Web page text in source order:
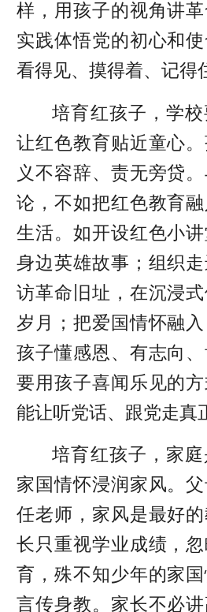
样，用孩子的视角讲
实践体悟党的初心和
看得见、摸得着、记得
培育红孩子，学校
让红色教育贴近童心
义不容辞、责无旁贷
论，不如把红色教育
生活。如开设红色小
身边英雄故事；组织
访革命旧址，在沉浸
岁月；把爱国情怀融
孩子懂感恩、有志向
要用孩子喜闻乐见的
能让听党话、跟党走真
培育红孩子，家
家国情怀浸润家风。
任老师，家风是最好
长只重视学业成绩，
育，殊不知少年的家
言传身教。家长不必